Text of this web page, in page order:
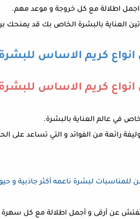
اطلالة مع كل خروجة و موعد مهم.
العناية بالبشرة الخاص بك قد يمنحك
كريم الاساس
كريم الاساس
في عالم العناية بالبشرة.
رائعة من الفوائد و التي تساعد
لبشرة ناعمه أكثر جاذبية و
تفتش عن أرقى و أجمل اطلالة مع كل